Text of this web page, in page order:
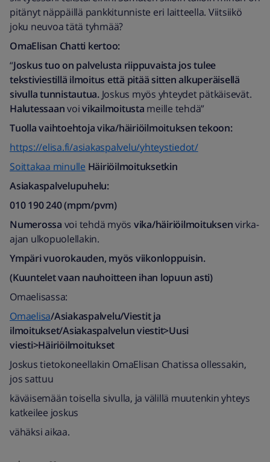
pitänyt näppäillä pankkitunniste eri laitteella. Viitsiikö
joku neuvoa tätä tyhmää?
OmaElisan Chatti kertoo:
“Joskus tuo on palvelusta riippuvaista jos tulee
tekstiviestillä ilmoitus että pitää sitten alkuperäisellä
sivulla tunnistautua.Joskus myös yhteydet pätkäisevät.
Halutessaanvoivikailmoitusta meille tehdä”
Tuolla vaihtoehtoja vika/häiriöilmoituksen tekoon:
https://elisa.fi/asiakaspalvelu/yhteystiedot/
Soittakaa minulle Häiriöilmoituksetkin
Asiakaspalvelupuhelu:
010 190 240 (mpm/pvm)​
Numerossa voi tehdä myös vika/häiriöilmoituksenvirka-
ajan ulkopuolellakin.
Ympäri vuorokauden, myös viikonloppuisin.
(Kuuntelet vaan nauhoitteen ihan lopuun asti)
Omaelisassa:
Omaelisa/Asiakaspalvelu/Viestit ja
ilmoitukset/Asiakaspalvelun viestit>Uusi
viesti>Häiriöilmoitukset
Joskus tietokoneellakin OmaElisan Chatissa ollessakin,
jos sattuu
käväisemään toisella sivulla, ja välillä muutenkin yhteys
katkeilee joskus
vähäksi aikaa.